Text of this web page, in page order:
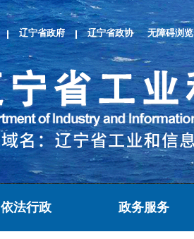
辽宁省政府 辽宁省政协 无障碍浏览
依法行政 政务服务